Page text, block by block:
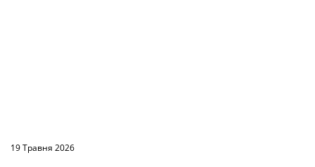
19 Травня 2026